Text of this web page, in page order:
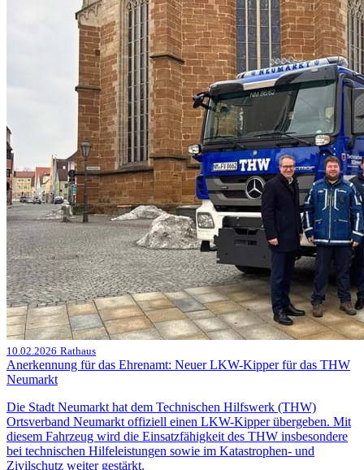
10.02.2026 Rathaus
Anerkennung für das Ehrenamt: Neuer LKW-Kipper für das THW
Neumarkt
Die Stadt Neumarkt hat dem Technischen Hilfswerk (THW)
Ortsverband Neumarkt offiziell einen LKW-Kipper übergeben. Mit
diesem Fahrzeug wird die Einsatzfähigkeit des THW insbesondere
bei technischen Hilfeleistungen sowie im Katastrophen- und
Zivilschutz weiter gestärkt.